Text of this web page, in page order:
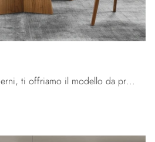
Se vuoi tavoli fissi moderni, ti offriamo il modello da pranzo in ceramica Susan della firma Calligaris.